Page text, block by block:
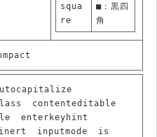
squa
re
■：黒四
角
contenteditable
enterkeyhint
inert inputmode
is